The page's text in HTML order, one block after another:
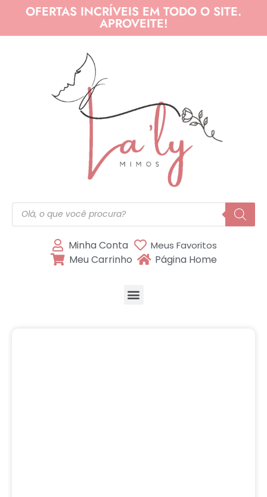
OFERTAS INCRÍVEIS EM TODO O SITE.
APROVEITE!
Minha Conta Meus Favoritos
Meu Carrinho Página Home